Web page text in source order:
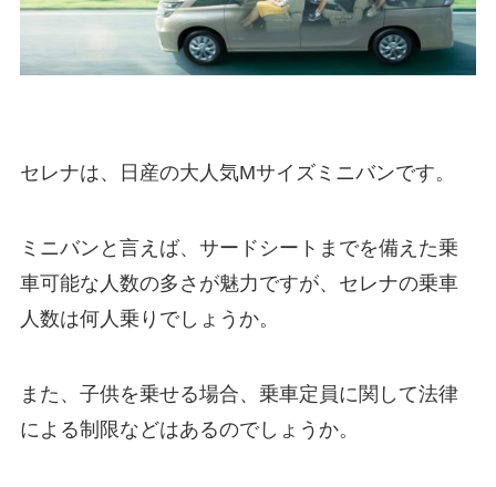
セレナは、日産の大人気Mサイズミニバンです。
ミニバンと言えば、サードシートまでを備えた乗
車可能な人数の多さが魅力ですが、セレナの乗車
人数は何人乗りでしょうか。
また、子供を乗せる場合、乗車定員に関して法律
による制限などはあるのでしょうか。